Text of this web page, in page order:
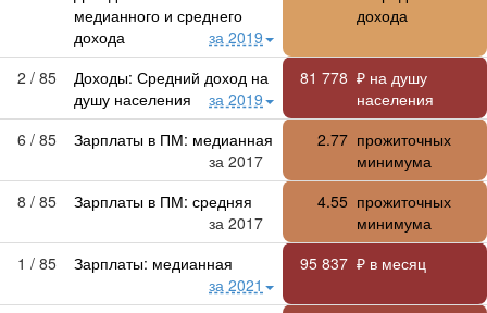
медианного и среднего
дохода
за 2019
дохода
2 / 85
Доходы: Средний доход на
душу населения
за 2019
81 778 ₽ на душу
населения
6 / 85
Зарплаты в ПМ: медианная
за 2017
2.77 прожиточных
минимума
8 / 85
Зарплаты в ПМ: средняя
за 2017
4.55 прожиточных
минимума
1 / 85
Зарплаты: медианная
за 2021
95 837 ₽ в месяц